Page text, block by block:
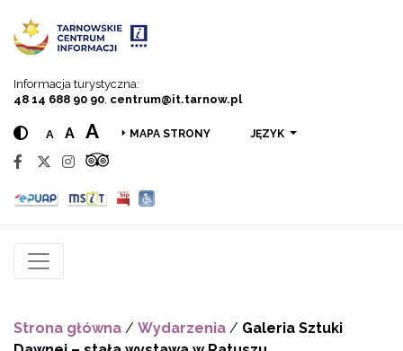
Informacja turystyczna:
48 14 688 90 90 centrum@it.tarnow.pl
A A A MAPA STRONY JĘZYK
Strona główna / Wydarzenia / Galeria Sztuki